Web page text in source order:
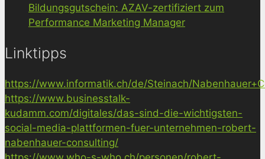
Bildungsgutschein: AZAV-zertifiziert zum
Performance Marketing Manager
Linktipps
https://www.informatik.ch/de/Steinach/
https://www.businesstalk-
kudamm.com/digitales/das-sind-die-wichtigsten-
social-media-plattformen-fuer-unternehmen-robert-
nabenhauer-consulting/